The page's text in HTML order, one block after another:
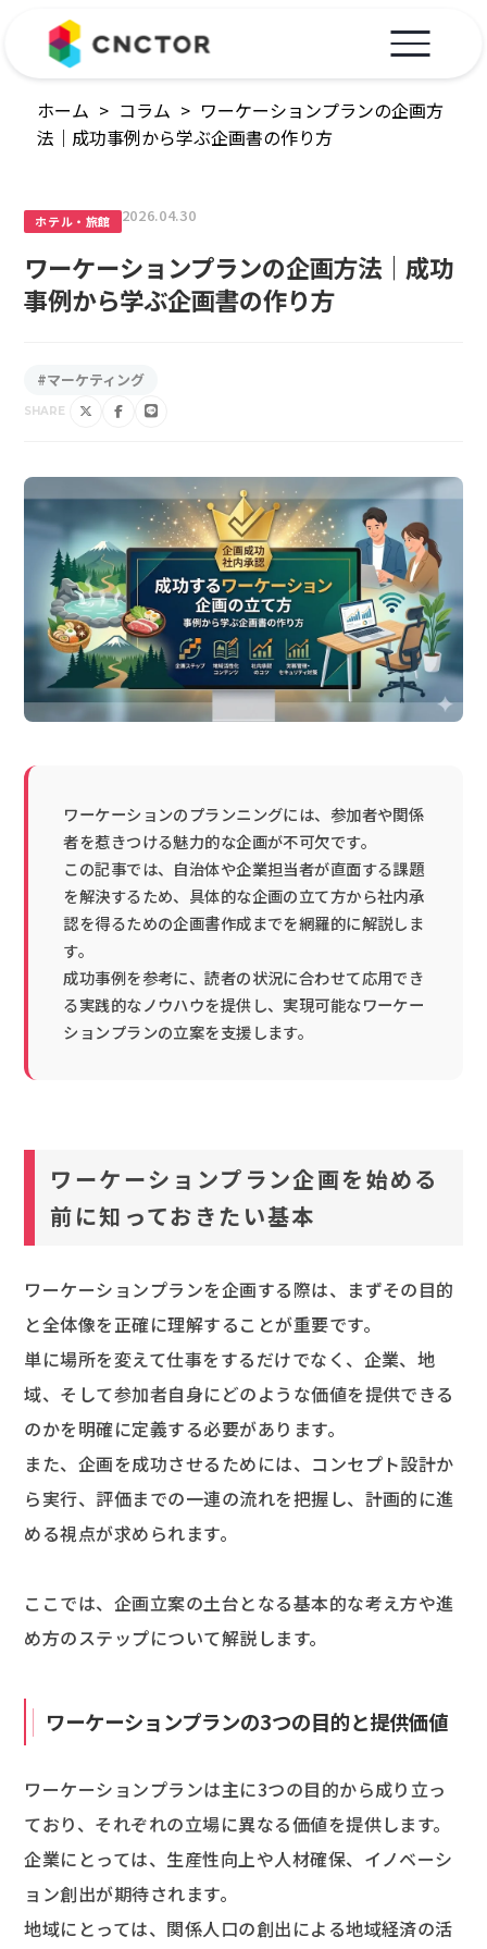
ホーム > コラム > ワーケーションプランの企画方
法｜成功事例から学ぶ企画書の作り方
ホテル・旅館 2026.04.30
ワーケーションプランの企画方法｜成功
事例から学ぶ企画書の作り方
#マーケティング
SHARE
ワーケーションのプランニングには、参加者や関係
者を惹きつける魅力的な企画が不可欠です。
この記事では、自治体や企業担当者が直面する課題
を解決するため、具体的な企画の立て方から社内承
認を得るための企画書作成までを網羅的に解説しま
す。
成功事例を参考に、読者の状況に合わせて応用でき
る実践的なノウハウを提供し、実現可能なワーケー
ションプランの立案を支援します。
ワーケーションプラン企画を始める
前に知っておきたい基本
ワーケーションプランを企画する際は、まずその目的
と全体像を正確に理解することが重要です。
単に場所を変えて仕事をするだけでなく、企業、地
域、そして参加者自身にどのような価値を提供できる
のかを明確に定義する必要があります。
また、企画を成功させるためには、コンセプト設計か
ら実行、評価までの一連の流れを把握し、計画的に進
める視点が求められます。
ここでは、企画立案の土台となる基本的な考え方や進
め方のステップについて解説します。
ワーケーションプランの3つの目的と提供価値
ワーケーションプランは主に3つの目的から成り立っ
ており、それぞれの立場に異なる価値を提供します。
企業にとっては、生産性向上や人材確保、イノベーシ
ョン創出が期待されます。
地域にとっては、関係人口の創出による地域経済の活